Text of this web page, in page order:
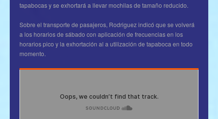
tapabocas y se exhortará a llevar mochilas de tamaño reducido.
Sobre el transporte de pasajeros, Rodriguez indicó que se volverá
a los horarios de sábado con aplicación de frecuencias en los
horarios pico y la exhortación al a utilización de tapaboca en todo
momento.